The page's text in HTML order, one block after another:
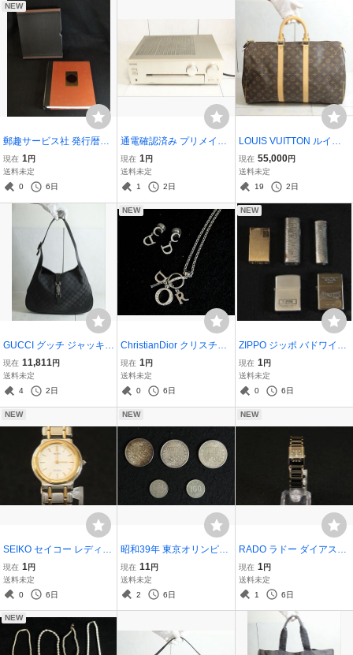
NEW
郵趣サービス社 発行暦年
編集 日本切手アルバム
第27巻(2020) 使用切手 5
0,838円分 付き 切手アル
現在 1円
送料未定
0
6日
通電確認済み プリメイン
アンプ KENWOOD ケンウ
ッド KA-7090R オーディ
オ機器 音響機器
現在 1円
送料未定
1
2日
LOUIS VUITTON ルイヴ
ィトン ボストンバッグ キ
ーポル50 モノグラム キャ
ンバス レザー ブラウン
現在 55,000円
送料未定
19
2日
GUCCI グッチ ジャッキー
GGキャンバス ワンショル
ダーバッグ レザー 黒 ショ
ルダーバッグ
現在 11,811円
送料未定
4
2日
NEW
ChristianDior クリスチャ
ンディオール ラインスト
ーン ネックレス シルバー
系 イヤリング Dior ロゴ
現在 1円
送料未定
0
6日
NEW
ZIPPO ジッポ バドワイザ
ー ヴィンテージ オイルラ
イター 立体ロゴ Maruma
n IC ガスライター 他 5点
現在 1 円
送料未定
0
6日
NEW
SEIKO セイコー レディー
ス腕時計 7321-0560 エク
セリーヌ 18KTベゼル 腕
時計 クォーツ
現在 1円
送料未定
0
6日
NEW
昭和39年 東京オリンピッ
ク 記念硬貨 銀貨 1000円
銀貨 東京五輪 コレクショ
ン 鳳凰 稲穂 100円銀貨 約
現在 11円
送料未定
2
6日
NEW
RADO ラドー ダイアスタ
ー 153.0383.3 レディース
スクエア 黒文字盤 ゴール
ド×ブラック セラミック×
現在 1 円
送料未定
1
6日
NEW